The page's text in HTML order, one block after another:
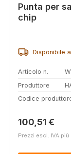
Punta per
chip
Disponibile
Articolo n.
Produttore
Codice
Prezzo
100,51 €
Prezzi escl. IVA